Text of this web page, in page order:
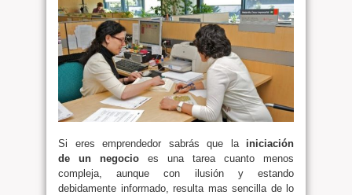
Si eres emprendedor sabrás que la iniciación
de un negocio es una tarea cuanto menos
compleja, aunque con ilusión y estando
debidamente informado, resulta mas sencilla de lo